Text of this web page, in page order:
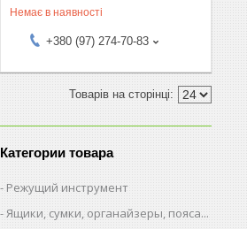
Немає в наявності
+380 (97) 274-70-83
Категории товара
Режущий инструмент
Ящики, сумки, органайзеры, пояса...